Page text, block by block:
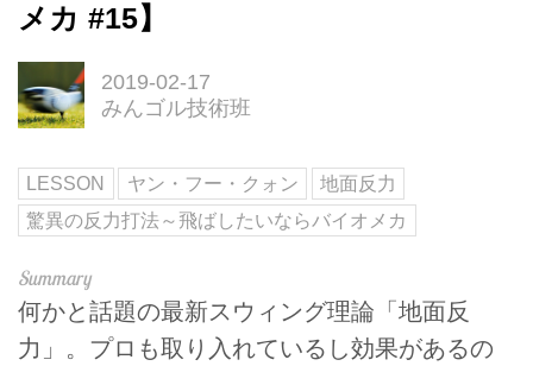
メカ #15】
2019-02-17
みんゴル技術班
LESSON ヤン・フー・クォン
地面反力
驚異の反力打法～飛ばしたいならバイオメカ
何かと話題の最新スウィング理論「地面反
力」。プロも取り入れているし効果があるの